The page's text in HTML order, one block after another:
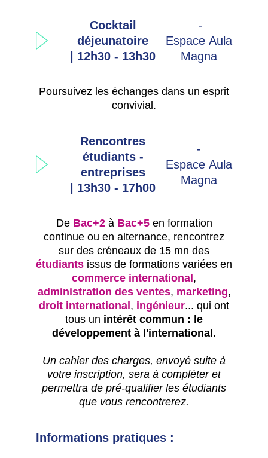
Cocktail
déjeunatoire
| 12h30 - 13h30
-
Espace Aula
Magna
Poursuivez les échanges dans un esprit
convivial.
Rencontres
étudiants -
entreprises
| 13h30 - 17h00
-
Espace Aula
Magna
De Bac+2 à Bac+5en formation
continue ou en alternance, rencontrez
sur des créneaux de 15 mn des
étudiants issus de formations variées en
commerce international ,
administration des ventes, marketing,
droit international , ingénieur... qui ont
tous un intérêt commun : le
développement à l'international .
Un cahier des charges, envoyé suite à
votre inscription, sera à compléter et
permettra de pré-qualifier les étudiants
que vous rencontrerez.
Informations pratiques :